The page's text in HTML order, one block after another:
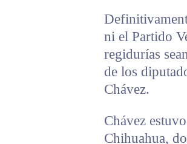
ni el Partido
regidurías
de los
Chávez.
Chávez
Chihuahua,